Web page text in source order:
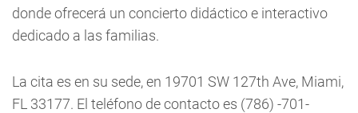
donde ofrecerá un concierto didáctico e interactivo
dedicado a las familias.
La cita es en su sede, en 19701 SW 127th Ave, Miami,
FL 33177. El teléfono de contacto es (786) -701-